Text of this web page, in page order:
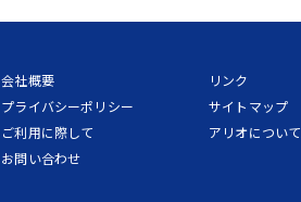
会社概要
プライバシーポリシー
ご利用に際して
お問い合わせ
リンク
サイトマップ
アリオについて